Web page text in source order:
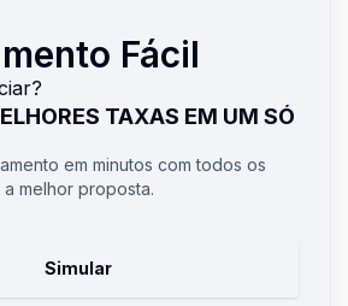
Fácil
TAXAS EM UM SÓ
em minutos com todos os
melhor proposta.
Simular